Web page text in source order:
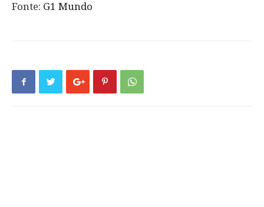
Fonte: G1 Mundo